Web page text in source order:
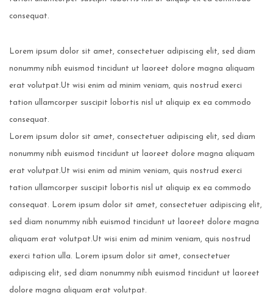
consequat.
Lorem ipsum dolor sit amet, consectetuer adipiscing elit, sed diam
nonummy nibh euismod tincidunt ut laoreet dolore magna aliquam
erat volutpat.Ut wisi enim ad minim veniam, quis nostrud exerci
tation ullamcorper suscipit lobortis nisl ut aliquip ex ea commodo
consequat.
Lorem ipsum dolor sit amet, consectetuer adipiscing elit, sed diam
nonummy nibh euismod tincidunt ut laoreet dolore magna aliquam
erat volutpat.Ut wisi enim ad minim veniam, quis nostrud exerci
tation ullamcorper suscipit lobortis nisl ut aliquip ex ea commodo
consequat. Lorem ipsum dolor sit amet, consectetuer adipiscing elit,
sed diam nonummy nibh euismod tincidunt ut laoreet dolore magna
aliquam erat volutpat.Ut wisi enim ad minim veniam, quis nostrud
exerci tation ulla. Lorem ipsum dolor sit amet, consectetuer
adipiscing elit, sed diam nonummy nibh euismod tincidunt ut laoreet
dolore magna aliquam erat volutpat.